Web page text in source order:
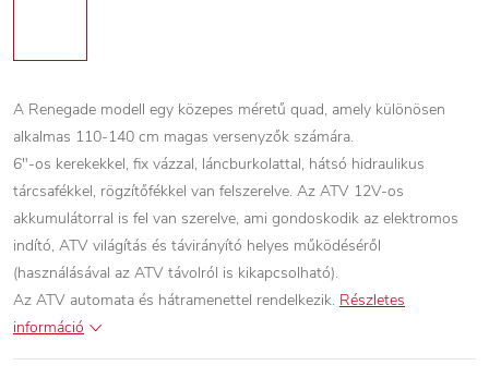
A Renegade modell egy közepes méretű quad, amely különösen
alkalmas 110-140 cm magas versenyzők számára.
6"-os kerekekkel, fix vázzal, láncburkolattal, hátsó hidraulikus
tárcsafékkel, rögzítőfékkel van felszerelve. Az ATV 12V-os
akkumulátorral is fel van szerelve, ami gondoskodik az elektromos
indító, ATV világítás és távirányító helyes működéséről
(használásával az ATV távolról is kikapcsolható).
Az ATV automata és hátramenettel rendelkezik. Részletes
információ